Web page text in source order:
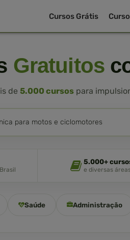
Cursos Grátis
Gratuitos
de 5.000 cursos para
5.000+
e diversas
Saúde Administração